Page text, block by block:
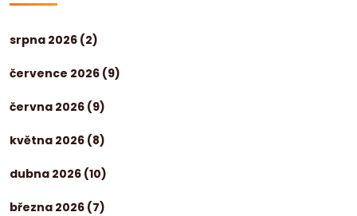
srpna 2026 (2)
července 2026 (9)
června 2026 (9)
května 2026 (8)
dubna 2026 (10)
března 2026 (7)